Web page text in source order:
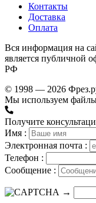
Контакты
Доставка
Оплата
Вся информация на
является публичной
РФ
© 1998 — 2026
Мы используем
Получите
Имя :
Электронная почта :
Телефон :
Сообщение :
→